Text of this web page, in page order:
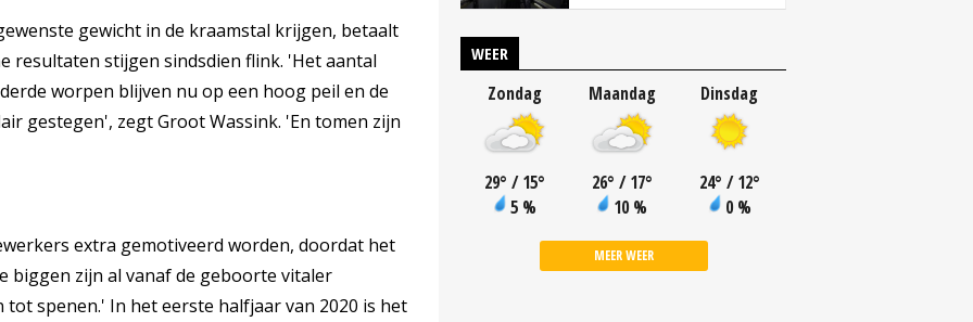
gewicht in de kraamstal krijgen, betaalt
resultaten stijgen sindsdien flink. 'Het aantal
worpen blijven nu op een hoog peil en de
gestegen', zegt Groot Wassink. 'En tomen zijn
extra gemotiveerd worden, doordat het
biggen zijn al vanaf de geboorte vitaler
spenen.' In het eerste halfjaar van 2020 is het
WEER
Zondag
29° / 15°
5 %
Maandag
26° / 17°
10 %
Dinsdag
24° / 12°
0 %
MEER WEER